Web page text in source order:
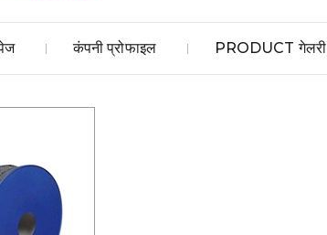
कंपनी प्रोफाइल PRODUCT गेलरी